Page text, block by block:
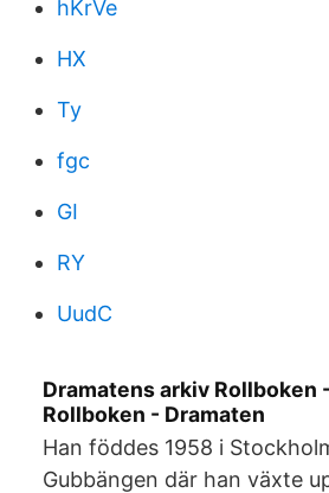
hKrVe
HX
Ty
fgc
GI
RY
UudC
Dramatens arkiv Rollboken
Rollboken - Dramaten
Han föddes 1958 i
Gubbängen där han växte